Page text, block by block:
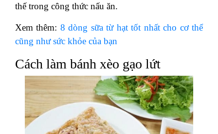
thế trong công thức nấu ăn.
Xem thêm: 8 dòng sữa từ hạt tốt nhất cho cơ thể
cũng như sức khỏe của bạn
Cách làm bánh xèo gạo lứt